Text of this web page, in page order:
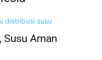
Susu Aman